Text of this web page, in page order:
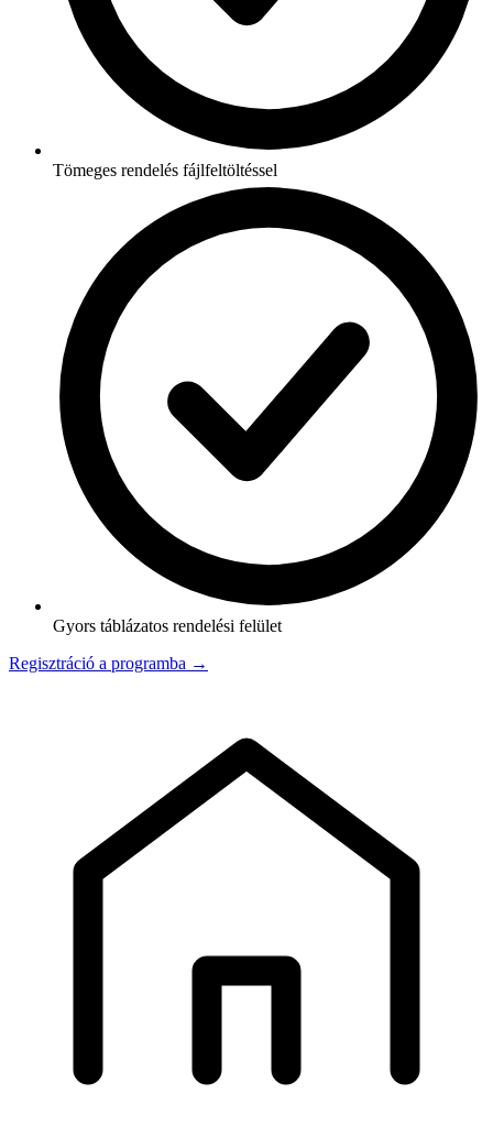
Tömeges rendelés fájlfeltöltéssel
Gyors táblázatos rendelési felület
Regisztráció a programba →